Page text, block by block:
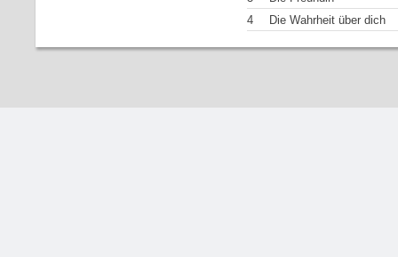
4
Die Wahrheit über dich